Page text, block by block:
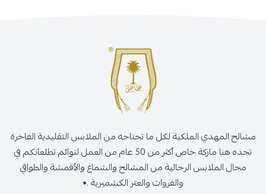
مشالح المهدي الملكية لكل ما تحتاجه من الملابس التقليدية الفاخرة
تجده هنا ماركة خاص أكثر من 50 عام من العمل لتوائم تطلعاتكم في
مجال الملابس الرجالية من المشالح والشماغ والأقمشة والطواقي
والفروات والغتر الكشميرية .•